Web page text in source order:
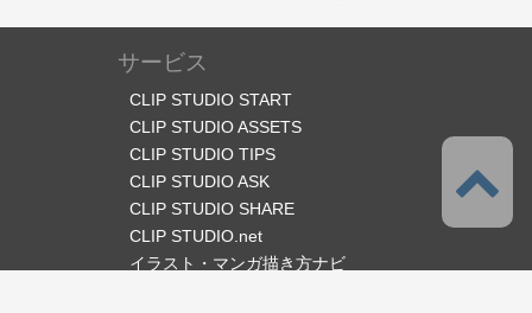
サービス
CLIP STUDIO START
CLIP STUDIO ASSETS
CLIP STUDIO TIPS
CLIP STUDIO ASK
CLIP STUDIO SHARE
CLIP STUDIO.net
イラスト・マンガ描き方ナビ